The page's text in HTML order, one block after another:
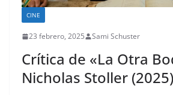
CINE
23 febrero, 2025 Sami Schuster
Crítica de «La Otra
Nicholas Stoller (2025)